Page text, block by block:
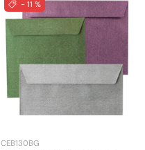
- 11 %
CEB130BG